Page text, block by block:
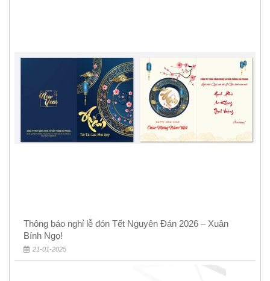
Thông báo nghỉ lễ đón Tết Nguyên Đán 2026 – Xuân
Bính Ngọ!
21-01-2025